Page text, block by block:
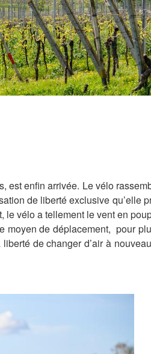
est enfin arrivée. Le vélo
de liberté exclusive qu’elle
vélo a tellement le vent en
moyen de déplacement, pour
de changer d’air à